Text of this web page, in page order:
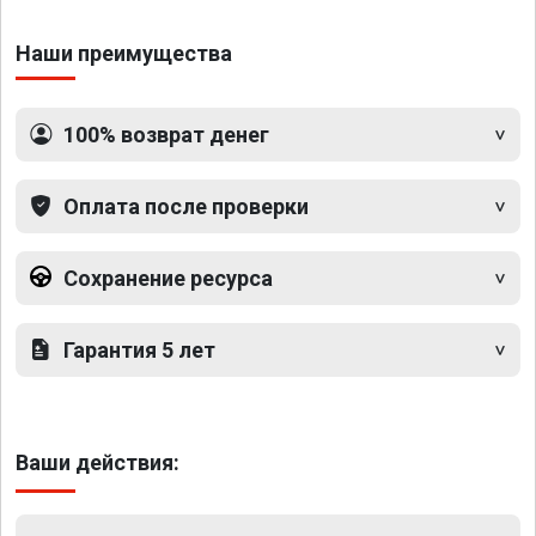
Наши преимущества
100% возврат денег
Оплата после проверки
Сохранение ресурса
Гарантия 5 лет
Ваши действия: